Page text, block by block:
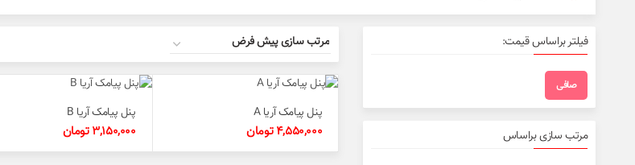
فیلتر براساس قیمت:
حداقل
قیمت
حداكثر
قيمت
صافی
مرتب سازی براساس
پنل پیامک آریا A
4,550,000 تومان
پنل پیامک آریا B
3,150,000تومان